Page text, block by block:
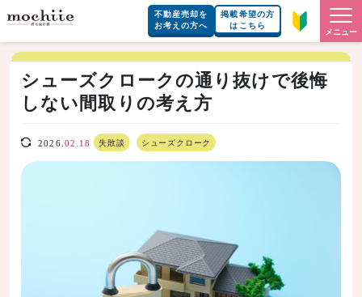
不動産売却を
お考えの方へ
掲載希望の方
はこちら
メニュー
シューズクロークの通り抜けで後悔
しない間取りの考え方
2026. 02.18 失敗談 シューズクローク